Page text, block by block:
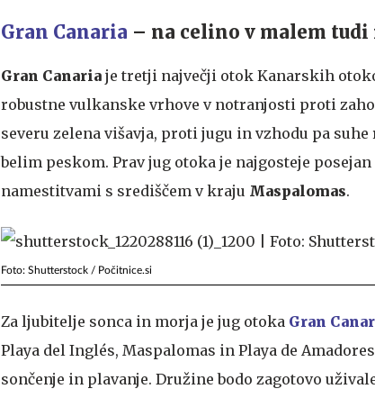
Gran Canaria – na celino v malem
Gran Canaria je tretji največji otok Kanarskih
robustne vulkanske vrhove v notranjosti proti
severu zelena višavja, proti jugu in vzhodu pa
belim peskom. Prav jug otoka je najgosteje
namestitvami s središčem v kraju Maspalomas.
Foto: Shutterstock / Počitnice.si
Za ljubitelje sonca in morja je jug otoka Gran
Playa del Inglés, Maspalomas in Playa de
sončenje in plavanje. Družine bodo zagotovo